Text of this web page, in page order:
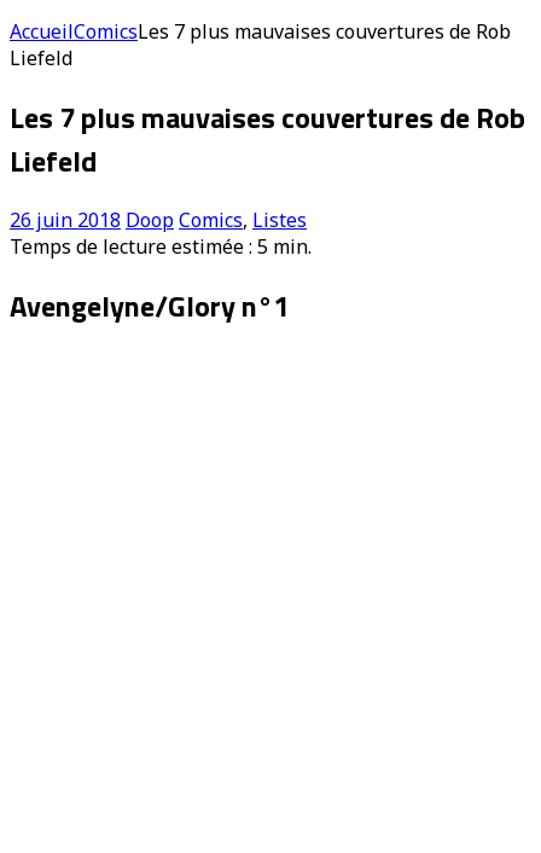
AccueilComicsLes 7 plus mauvaises couvertures de Rob
Liefeld
Les 7 plus mauvaises couvertures de Rob
Liefeld
26 juin 2018 DoopComics, Listes
Temps de lecture estimée : 5 min.
Avengelyne/Glory n°1